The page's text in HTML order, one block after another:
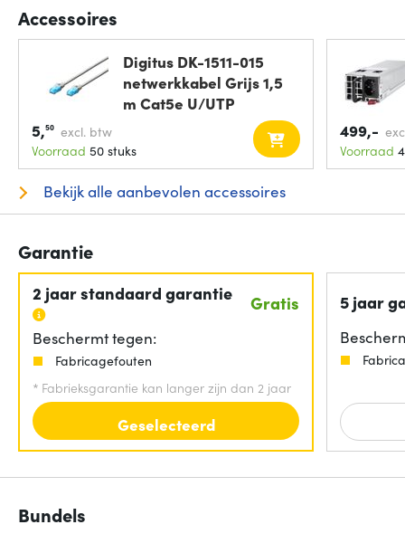
Accessoires
Digitus DK-1511-015
netwerkkabel Grijs 1,5
m Cat5e U/UTP
5,50 excl. btw
Voorraad 50 stuks
499,-
Voorraad
Bekijk alle aanbevolen accessoires
Garantie
2 jaar standaard garantie Gratis
Beschermt tegen:
Fabricagefouten
* Fabrieksgarantie kan langer zijn dan 2 jaar
Geselecteerd
5 jaar
Bundels